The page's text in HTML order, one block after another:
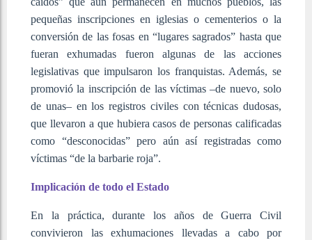
pequeñas inscripciones en iglesias o cementerios o la
conversión de las fosas en “lugares sagrados” hasta que
fueran exhumadas fueron algunas de las acciones
legislativas que impulsaron los franquistas. Además, se
promovió la inscripción de las víctimas –de nuevo, solo
de unas– en los registros civiles con técnicas dudosas,
que llevaron a que hubiera casos de personas calificadas
como “desconocidas” pero aún así registradas como
víctimas “de la barbarie roja”.
Implicación de todo el Estado
En la práctica, durante los años de Guerra Civil
convivieron las exhumaciones llevadas a cabo por